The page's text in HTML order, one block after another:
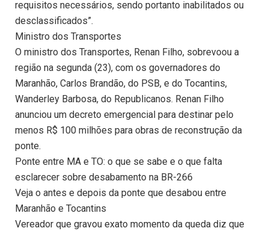
requisitos necessários, sendo portanto inabilitados ou
desclassificados”.
Ministro dos Transportes
O ministro dos Transportes, Renan Filho, sobrevoou a
região na segunda (23), com os governadores do
Maranhão, Carlos Brandão, do PSB, e do Tocantins,
Wanderley Barbosa, do Republicanos. Renan Filho
anunciou um decreto emergencial para destinar pelo
menos R$ 100 milhões para obras de reconstrução da
ponte.
Ponte entre MA e TO: o que se sabe e o que falta
esclarecer sobre desabamento na BR-266
Veja o antes e depois da ponte que desabou entre
Maranhão e Tocantins
Vereador que gravou exato momento da queda diz que